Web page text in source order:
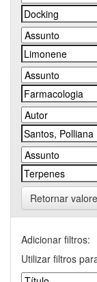
Retornar
Adicionar filtros:
Utilizar filtros